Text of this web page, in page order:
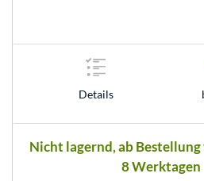
Details
Nicht lagernd, ab
8 Werktagen